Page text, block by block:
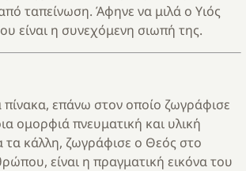
ταπείνωση. Άφηνε να μιλά ο Υιός
είναι η συνεχόμενη σιωπή της.
επάνω στον οποίο ζωγράφισε
ομορφιά πνευματική και υλική
τα κάλλη, ζωγράφισε ο Θεός στο
είναι η πραγματική εικόνα του